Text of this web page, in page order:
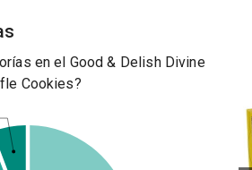
en el Good & Delish Divine
Cookies?